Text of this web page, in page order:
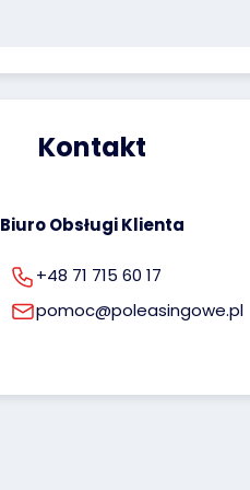
Kontakt
Biuro Obsługi Klienta
+48 71 715 60 17
pomoc@poleasingowe.pl